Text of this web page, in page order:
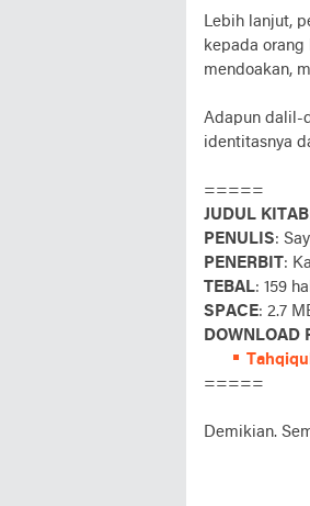
Lebih lanjut,
kepada
mendoakan,
Adapun dalil-
identitasnya
=====
JUDUL KITAB
PENULIS:
PENERBIT:
TEBAL: 159
SPACE: 2.7
DOWNLOAD
=====
Demikian.